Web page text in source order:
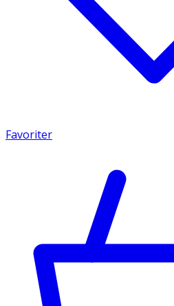
Favoriter